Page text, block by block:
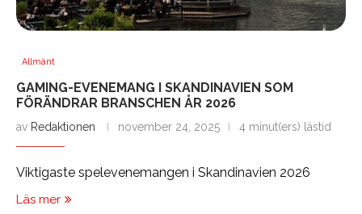
Allmänt
GAMING-EVENEMANG I SKANDINAVIEN SOM
FÖRÄNDRAR BRANSCHEN ÅR 2026
av Redaktionen november 24, 2025 4 minut(ers) lästid
Viktigaste spelevenemangen i Skandinavien 2026
Läs mer